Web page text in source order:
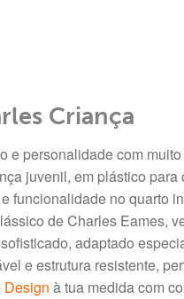
Criança
e personalidade com
juvenil, em plástico para
funcionalidade no quarto
de Charles Eames,
adaptado
e estrutura resistente,
Design à tua medida com